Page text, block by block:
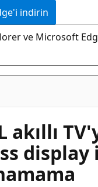
indirin
ve Microsoft
akıllı
display